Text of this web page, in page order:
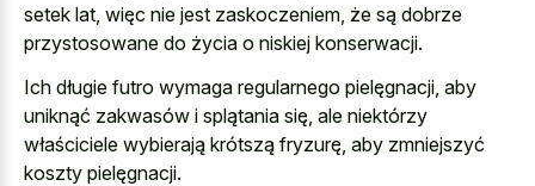
setek lat, więc nie jest zaskoczeniem, że są dobrze
przystosowane do życia o niskiej konserwacji.
Ich długie futro wymaga regularnego pielęgnacji, aby
uniknąć zakwasów i splątania się, ale niektórzy
właściciele wybierają krótszą fryzurę, aby zmniejszyć
koszty pielęgnacji.